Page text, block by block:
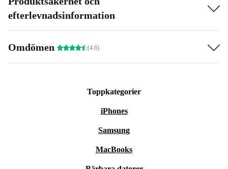
efterlevnadsinformation
Omdömen (4.6)
Toppkategorier
iPhones
Samsung
MacBooks